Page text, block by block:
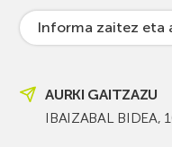
Informa zaitez eta
AURKI GAITZAZU
IBAIZABAL BIDEA,